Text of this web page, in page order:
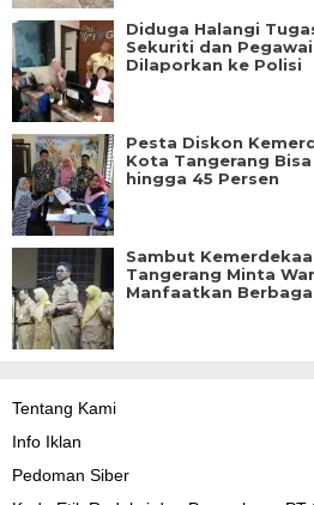
Diduga Halangi
Sekuriti dan
Dilaporkan ke Polisi
Pesta Diskon
Kota Tangerang
hingga 45 Persen
Sambut
Tangerang Minta
Manfaatkan
Tentang Kami
Info Iklan
Pedoman Siber